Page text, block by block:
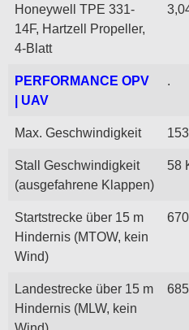
Honeywell TPE 331-
14F, Hartzell Propeller,
4-Blatt
PERFORMANCE OPV
| UAV
.
Max. Geschwindigkeit
Stall Geschwindigkeit
(ausgefahrene Klappen)
58
Startstrecke über 15 m
Hindernis (MTOW, kein
Wind)
Landestrecke über 15 m
Hindernis (MLW, kein